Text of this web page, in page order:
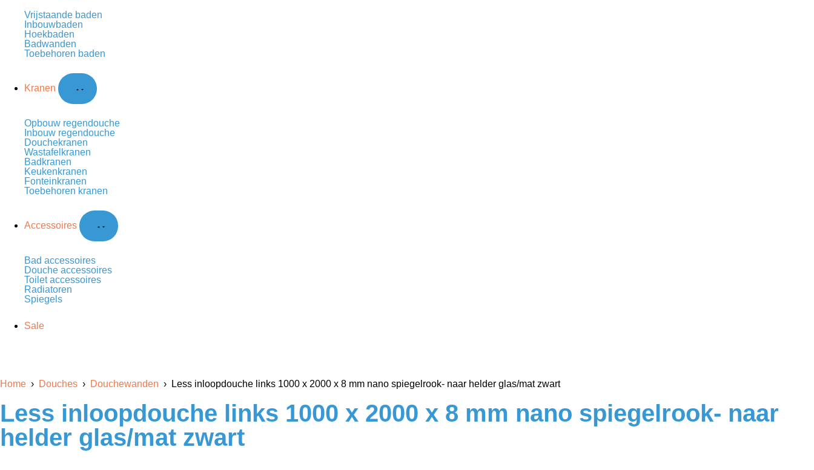
Vrijstaande baden
Inbouwbaden
Hoekbaden
Badwanden
Toebehoren baden
Kranen
Opbouw regendouche
Inbouw regendouche
Douchekranen
Wastafelkranen
Badkranen
Keukenkranen
Fonteinkranen
Toebehoren kranen
Accessoires
Bad accessoires
Douche accessoires
Toilet accessoires
Radiatoren
Spiegels
Sale
Home › Douches › Douchewanden › Less inloopdouche links 1000 x 2000 x 8 mm nano spiegelrook- naar helder glas/mat zwart
Less inloopdouche links 1000 x 2000 x 8 mm nano spiegelrook- naar
helder glas/mat zwart